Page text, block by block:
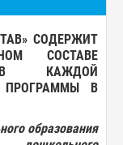
СОДЕРЖИТ
СОСТАВЕ
КАЖДОЙ
ПРОГРАММЫ В
образования